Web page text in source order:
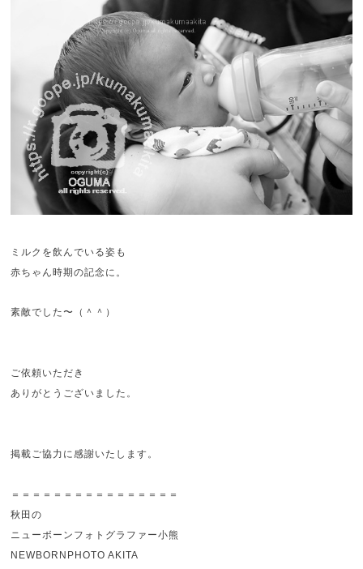
ミルクを飲んでいる姿も
赤ちゃん時期の記念に。
素敵でした〜（＾＾）
ご依頼いただき
ありがとうございました。
掲載ご協力に感謝いたします。
＝＝＝＝＝＝＝＝＝＝＝＝＝＝＝＝
秋田の
ニューボーンフォトグラファー小熊
NEWBORNPHOTO AKITA